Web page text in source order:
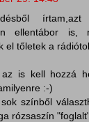
ellentábor
el tőletek a
is kell hozzá
:-)
színből
rózsaszín